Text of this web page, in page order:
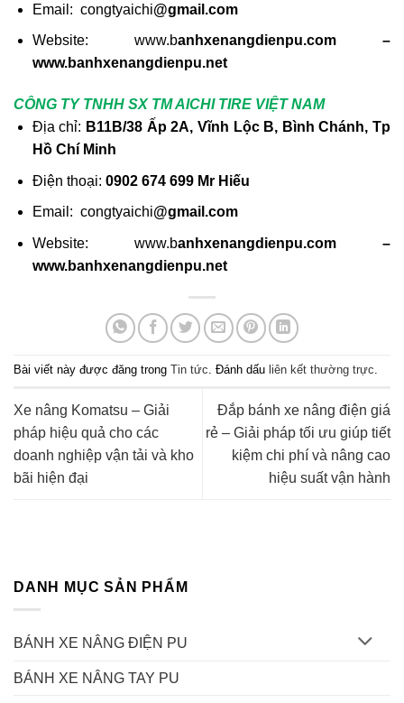
Email: congtyaichi@gmail.com
Website: www.banhxenangdienpu.com –
www.banhxenangdienpu.net
CÔNG TY TNHH SX TM AICHI TIRE VIỆT NAM
Địa chỉ: B11B/38 Ấp 2A, Vĩnh Lộc B, Bình Chánh, Tp
Hồ Chí Minh
Điện thoại: 0902 674 699 Mr Hiếu
Email: congtyaichi@gmail.com
Website: www.banhxenangdienpu.com –
www.banhxenangdienpu.net
Bài viết này được đăng trong Tin tức. Đánh dấu liên kết thường trực.
Xe nâng Komatsu – Giải
pháp hiệu quả cho các
doanh nghiệp vận tải và kho
bãi hiện đại
Đắp bánh xe nâng điện giá
rẻ – Giải pháp tối ưu giúp tiết
kiệm chi phí và nâng cao
hiệu suất vận hành
DANH MỤC SẢN PHẨM
BÁNH XE NÂNG ĐIỆN PU
BÁNH XE NÂNG TAY PU